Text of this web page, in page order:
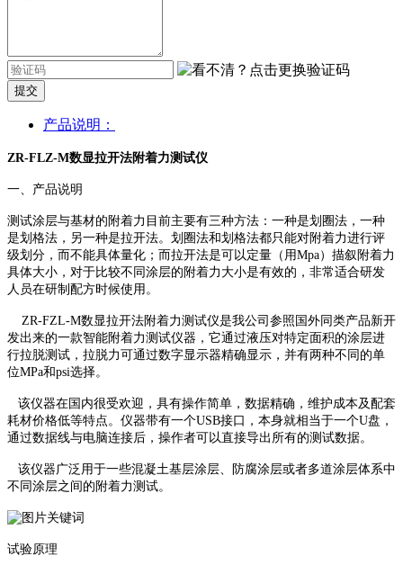
提交
产品说明：
ZR-FLZ-M数显拉开法附着力测试仪
一、产品说明
测试涂层与基材的附着力目前主要有三种方法：一种是划圈法，一种
是划格法，另一种是拉开法。划圈法和划格法都只能对附着力进行评
级划分，而不能具体量化；而拉开法是可以定量（用Mpa）描叙附着力
具体大小，对于比较不同涂层的 附着力大小是有效的，非常适合研发
人员在研制配方时候使用。
ZR-FZL-M数显拉开法附着力测试仪是我公司参照国外同类产品新开
发出来的一款智能附着力测试仪器，它通过液压对特定面积的涂层进
行拉脱测试，拉脱力可通过数字显示器精确显示，并有两种不同的单
位MPa和psi选择。
该仪器在国内很受欢迎，具有操作简单，数据精确，维护成本及配套
耗材价格低等特点。仪器带有一个USB接口，本身就相当于一个U盘，
通过数据线与电脑连接后，操作者可以直接导出所有的测试数据。
该仪器广泛用于一些混凝土基层涂层、防腐涂层或者多道涂层体系中
不同涂层之间的附着力测试。
试验原理